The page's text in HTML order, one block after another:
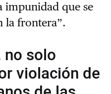
impunidad que se
la frontera”.
no solo
violación de